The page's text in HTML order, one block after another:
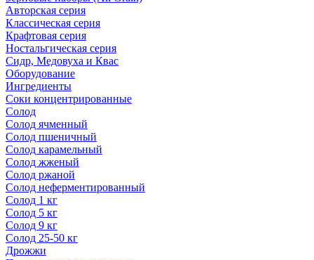
Авторская серия
Классическая серия
Крафтовая серия
Ностальгическая серия
Сидр, Медовуха и Квас
Оборудование
Ингредиенты
Соки концентрированные
Солод
Солод ячменный
Солод пшеничный
Солод карамельный
Солод жженый
Солод ржаной
Солод неферментированный
Солод 1 кг
Солод 5 кг
Солод 9 кг
Солод 25-50 кг
Дрожжи